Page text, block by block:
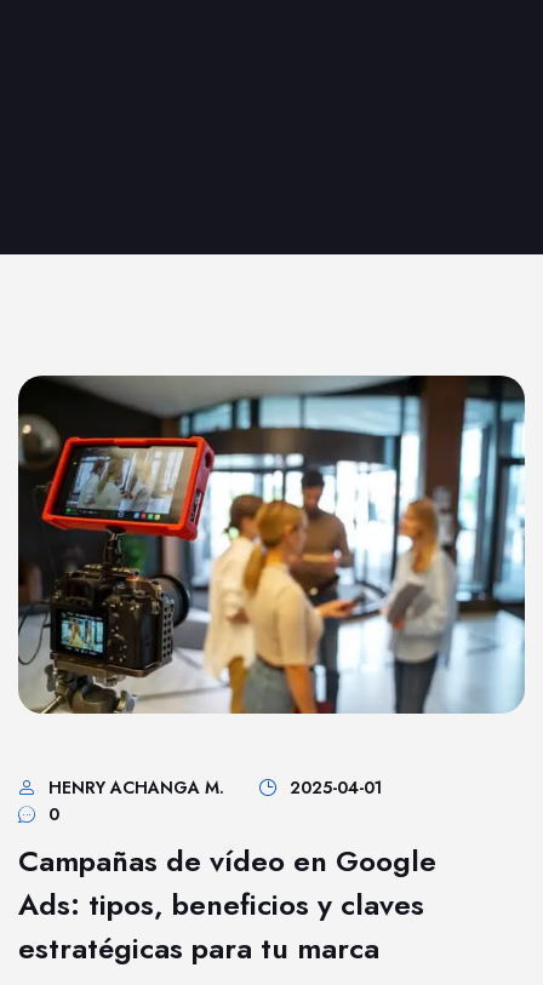
HENRY ACHANGA M.
2025-04-01
0
Campañas de vídeo en Google
Ads: tipos, beneficios y claves
estratégicas para tu marca